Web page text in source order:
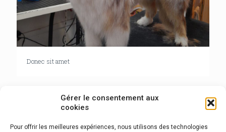
Gérer le consentement aux
cookies
Pour offrir les meilleures expériences, nous utilisons des technologies
Donec sit amet